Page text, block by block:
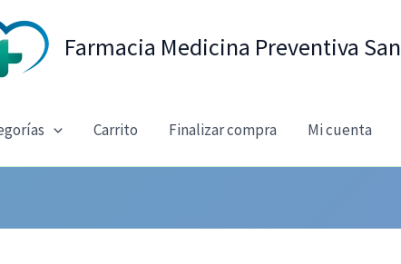
Farmacia Medicina Preventiva
Carrito Finalizar compra Mi cuenta